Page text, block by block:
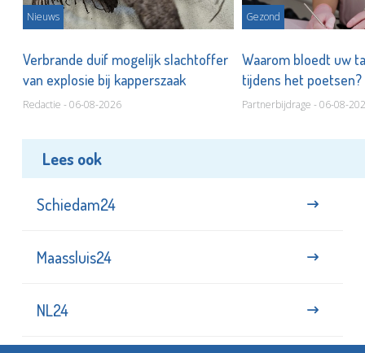
Nieuws
Verbrande duif mogelijk slachtoffer
van explosie bij kapperszaak
Redactie - 06-08-2026
Gezond
Waarom bloedt uw
tijdens het poetsen?
Partnerbijdrage - 06-08-
Lees ook
Schiedam24
Maassluis24
NL24